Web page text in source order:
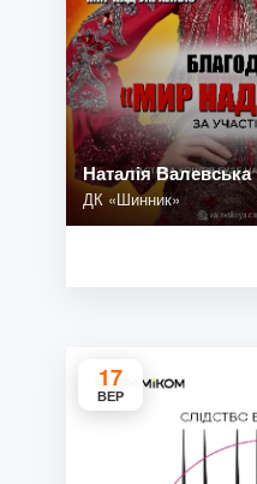
Наталія Валевська
ДК «Шинник»
17
ВЕР